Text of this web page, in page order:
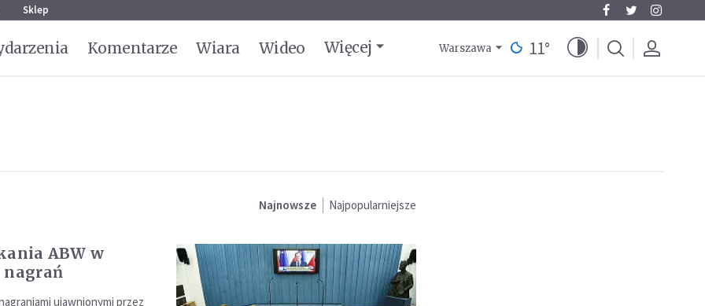
Sklep
Komentarze Wiara Wideo Więcej Warszawa 11°
Najnowsze Najpopularniejsze
ABW w
nagrań
ujawnionymi przez